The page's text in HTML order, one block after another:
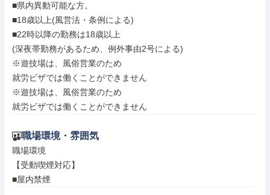
■県内異動可能な方。
■18歳以上(風営法・条例による)
■22時以降の勤務は18歳以上
(深夜帯勤務があるため、例外事由2号による)
※遊技場は、風俗営業のため
就労ビザでは働くことができません
※遊技場は、風俗営業のため
就労ビザでは働くことができません
職場環境・雰囲気
職場環境
【受動喫煙対応】
■屋内禁煙